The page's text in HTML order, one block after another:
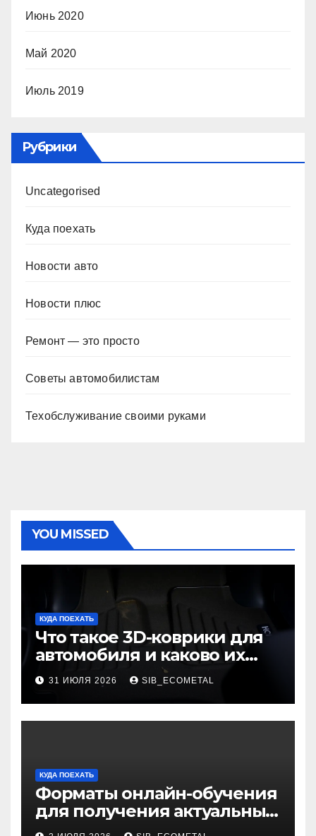
Июнь 2020
Май 2020
Июль 2019
Рубрики
Uncategorised
Куда поехать
Новости авто
Новости плюс
Ремонт — это просто
Советы автомобилистам
Техобслуживание своими руками
YOU MISSED
КУДА ПОЕХАТЬ
Что такое 3D-коврики для
автомобиля и каково их
основное назначение
31 ИЮЛЯ 2026 SIB_ECOMETAL
КУДА ПОЕХАТЬ
Форматы онлайн-обучения
для получения актуальных
профессий